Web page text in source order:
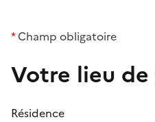
*Champ obligatoire
Votre lieu de
Résidence